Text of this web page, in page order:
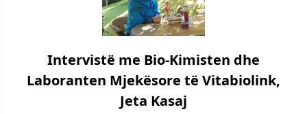
Intervistë me Bio-Kimisten dhe
Laboranten Mjekësore të Vitabiolink,
Jeta Kasaj